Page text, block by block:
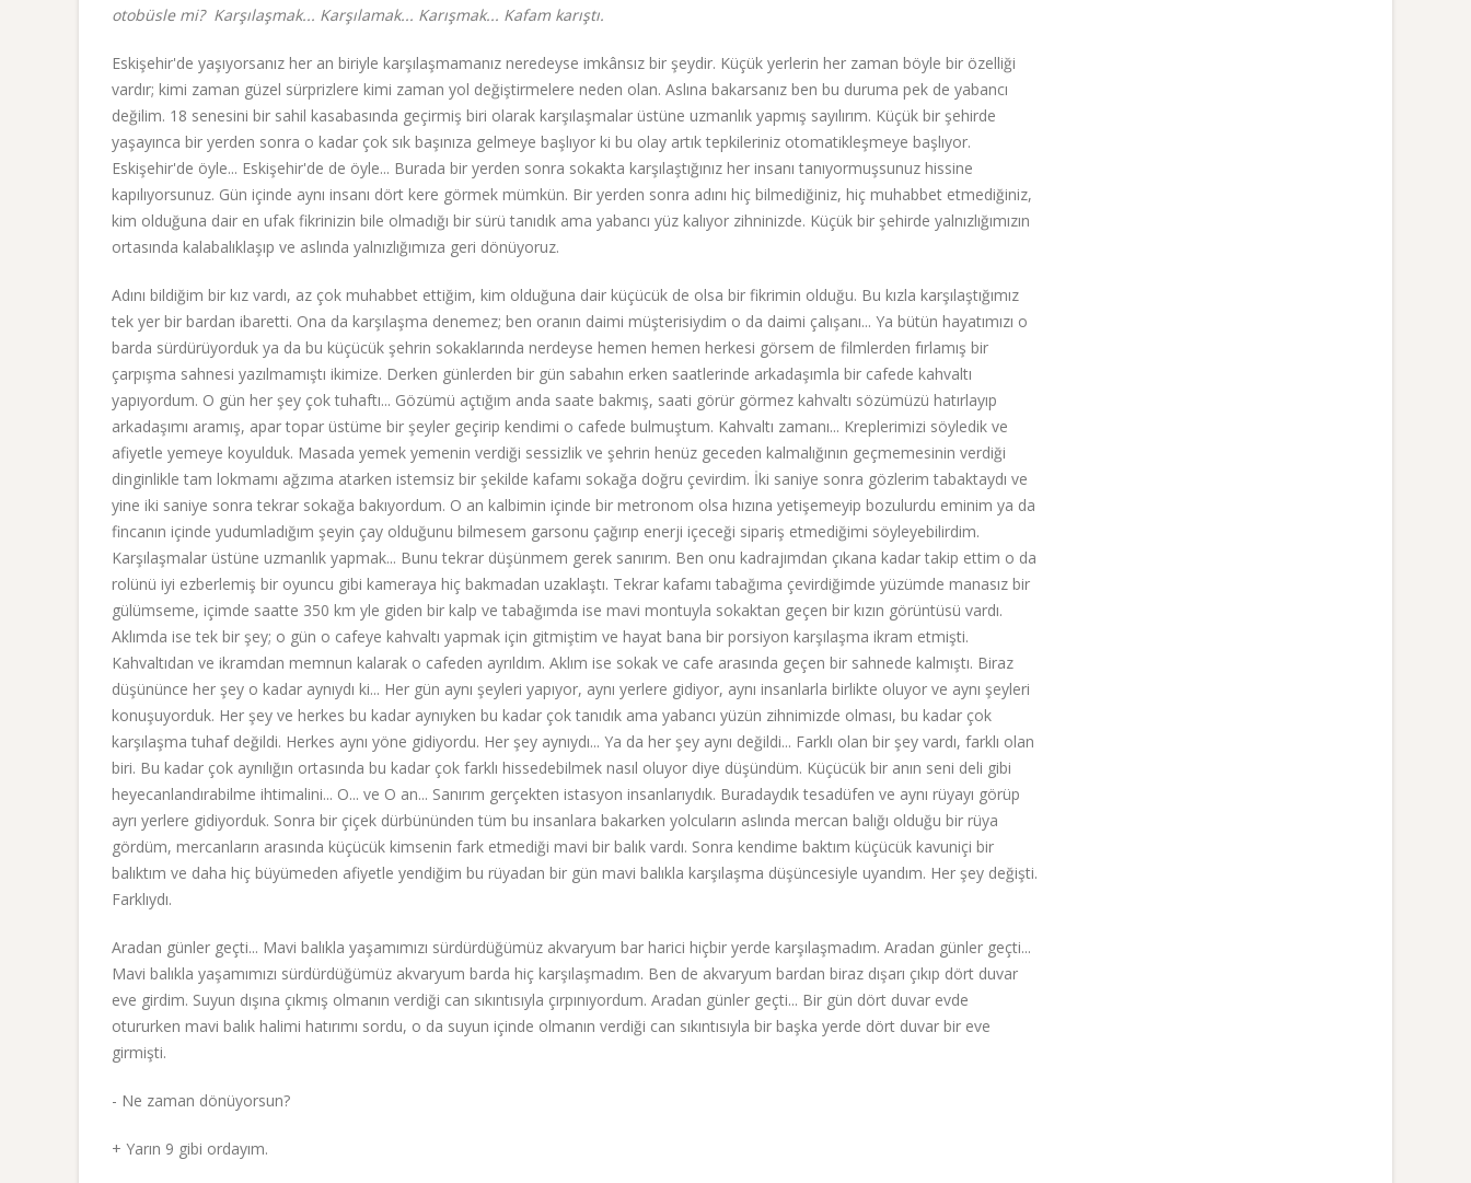
otobüsle mi? Karşılaşmak... Karşılamak... Karışmak... Kafam karıştı.
Eskişehir'de yaşıyorsanız her an biriyle karşılaşmamanız neredeyse imkânsız bir şeydir. Küçük yerlerin her zaman böyle bir özelliği
vardır; kimi zaman güzel sürprizlere kimi zaman yol değiştirmelere neden olan. Aslına bakarsanız ben bu duruma pek de yabancı
değilim. 18 senesini bir sahil kasabasında geçirmiş biri olarak karşılaşmalar üstüne uzmanlık yapmış sayılırım. Küçük bir şehirde
yaşayınca bir yerden sonra o kadar çok sık başınıza gelmeye başlıyor ki bu olay artık tepkileriniz otomatikleşmeye başlıyor.
Eskişehir'de öyle... Eskişehir'de de öyle... Burada bir yerden sonra sokakta karşılaştığınız her insanı tanıyormuşsunuz hissine
kapılıyorsunuz. Gün içinde aynı insanı dört kere görmek mümkün. Bir yerden sonra adını hiç bilmediğiniz, hiç muhabbet etmediğiniz,
kim olduğuna dair en ufak fikrinizin bile olmadığı bir sürü tanıdık ama yabancı yüz kalıyor zihninizde. Küçük bir şehirde yalnızlığımızın
ortasında kalabalıklaşıp ve aslında yalnızlığımıza geri dönüyoruz.
Adını bildiğim bir kız vardı, az çok muhabbet ettiğim, kim olduğuna dair küçücük de olsa bir fikrimin olduğu. Bu kızla karşılaştığımız
tek yer bir bardan ibaretti. Ona da karşılaşma denemez; ben oranın daimi müşterisiydim o da daimi çalışanı... Ya bütün hayatımızı o
barda sürdürüyorduk ya da bu küçücük şehrin sokaklarında nerdeyse hemen hemen herkesi görsem de filmlerden fırlamış bir
çarpışma sahnesi yazılmamıştı ikimize. Derken günlerden bir gün sabahın erken saatlerinde arkadaşımla bir cafede kahvaltı
yapıyordum. O gün her şey çok tuhaftı... Gözümü açtığım anda saate bakmış, saati görür görmez kahvaltı sözümüzü hatırlayıp
arkadaşımı aramış, apar topar üstüme bir şeyler geçirip kendimi o cafede bulmuştum. Kahvaltı zamanı... Kreplerimizi söyledik ve
afiyetle yemeye koyulduk. Masada yemek yemenin verdiği sessizlik ve şehrin henüz geceden kalmalığının geçmemesinin verdiği
dinginlikle tam lokmamı ağzıma atarken istemsiz bir şekilde kafamı sokağa doğru çevirdim. İki saniye sonra gözlerim tabaktaydı ve
yine iki saniye sonra tekrar sokağa bakıyordum. O an kalbimin içinde bir metronom olsa hızına yetişemeyip bozulurdu eminim ya da
fincanın içinde yudumladığım şeyin çay olduğunu bilmesem garsonu çağırıp enerji içeceği sipariş etmediğimi söyleyebilirdim.
Karşılaşmalar üstüne uzmanlık yapmak... Bunu tekrar düşünmem gerek sanırım. Ben onu kadrajımdan çıkana kadar takip ettim o da
rolünü iyi ezberlemiş bir oyuncu gibi kameraya hiç bakmadan uzaklaştı. Tekrar kafamı tabağıma çevirdiğimde yüzümde manasız bir
gülümseme, içimde saatte 350 km yle giden bir kalp ve tabağımda ise mavi montuyla sokaktan geçen bir kızın görüntüsü vardı.
Aklımda ise tek bir şey; o gün o cafeye kahvaltı yapmak için gitmiştim ve hayat bana bir porsiyon karşılaşma ikram etmişti.
Kahvaltıdan ve ikramdan memnun kalarak o cafeden ayrıldım. Aklım ise sokak ve cafe arasında geçen bir sahnede kalmıştı. Biraz
düşününce her şey o kadar aynıydı ki... Her gün aynı şeyleri yapıyor, aynı yerlere gidiyor, aynı insanlarla birlikte oluyor ve aynı şeyleri
konuşuyorduk. Her şey ve herkes bu kadar aynıyken bu kadar çok tanıdık ama yabancı yüzün zihnimizde olması, bu kadar çok
karşılaşma tuhaf değildi. Herkes aynı yöne gidiyordu. Her şey aynıydı... Ya da her şey aynı değildi... Farklı olan bir şey vardı, farklı olan
biri. Bu kadar çok aynılığın ortasında bu kadar çok farklı hissedebilmek nasıl oluyor diye düşündüm. Küçücük bir anın seni deli gibi
heyecanlandırabilme ihtimalini... O... ve O an... Sanırım gerçekten istasyon insanlarıydık. Buradaydık tesadüfen ve aynı rüyayı görüp
ayrı yerlere gidiyorduk. Sonra bir çiçek dürbününden tüm bu insanlara bakarken yolcuların aslında mercan balığı olduğu bir rüya
gördüm, mercanların arasında küçücük kimsenin fark etmediği mavi bir balık vardı. Sonra kendime baktım küçücük kavuniçi bir
balıktım ve daha hiç büyümeden afiyetle yendiğim bu rüyadan bir gün mavi balıkla karşılaşma düşüncesiyle uyandım. Her şey değişti.
Farklıydı.
Aradan günler geçti... Mavi balıkla yaşamımızı sürdürdüğümüz akvaryum bar harici hiçbir yerde karşılaşmadım. Aradan günler geçti...
Mavi balıkla yaşamımızı sürdürdüğümüz akvaryum barda hiç karşılaşmadım. Ben de akvaryum bardan biraz dışarı çıkıp dört duvar
eve girdim. Suyun dışına çıkmış olmanın verdiği can sıkıntısıyla çırpınıyordum. Aradan günler geçti... Bir gün dört duvar evde
otururken mavi balık halimi hatırımı sordu, o da suyun içinde olmanın verdiği can sıkıntısıyla bir başka yerde dört duvar bir eve
girmişti.
- Ne zaman dönüyorsun?
+ Yarın 9 gibi ordayım.